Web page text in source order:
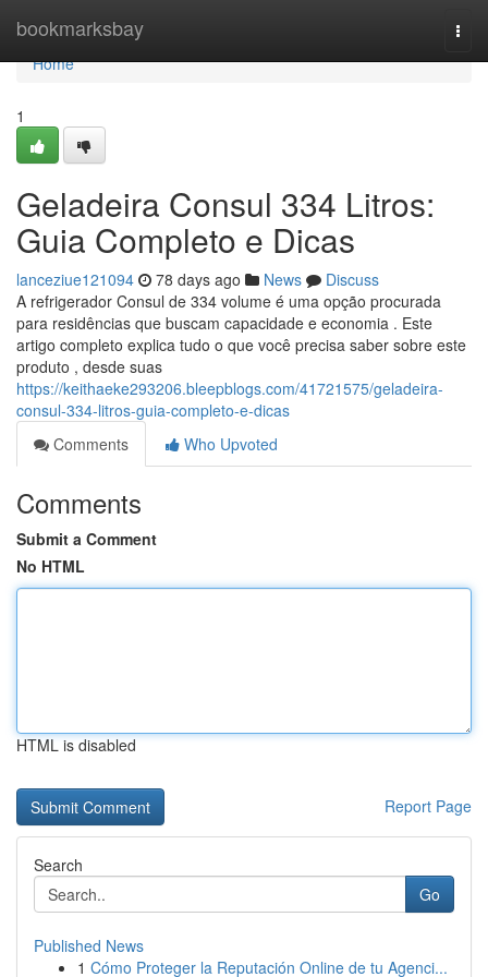
bookmarksbay
Home
Home
1
Geladeira Consul 334 Litros:
Guia Completo e Dicas
lanceziue121094 78 days ago News
Discuss
A refrigerador Consul de 334 volume é uma opção procurada
para residências que buscam capacidade e economia . Este
artigo completo explica tudo o que você precisa saber sobre este
produto , desde suas
https://keithaeke293206.bleepblogs.com/41721575/geladeira-
consul-334-litros-guia-completo-e-dicas
Comments
Who Upvoted
Comments
Submit a Comment
No HTML
HTML is disabled
Report Page
Search
Go
Published News
1 Cómo Proteger la Reputación Online de tu Agenci...